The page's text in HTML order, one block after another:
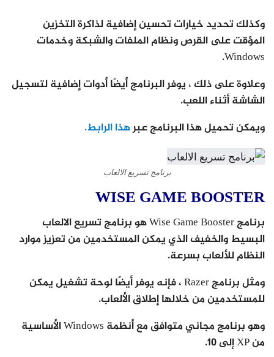
وكذلك تحديد خيارات تحسين إضافية لذاكرة التخزين
المؤقت على القرص ونظام الملفات والشبكة وخدمات
Windows.
وعلاوة على ذلك ، يوفر البرنامج أيضًا أدوات إضافية لتسجيل
الشاشة أثناء اللعب.
ويمكن تحميل هذا البرنامج عبرهذا الرابط.
برنامج تسريع الالعاب
WISE GAME BOOSTER
برنامج Wise Game Booster هو برنامج تسريع الالعاب
البسيط والخفيف الذي يمكن المستخدمين من تعزيز موارد
النظام للألعاب بسرعة.
ومثل برنامج Razer ، فإنه يوفر أيضًا لوحة تشغيل يمكن
للمستخدمين من خلالها إطلاق الألعاب.
وهو برنامج مجاني متوافق مع أنظمة Windows الأساسية
من XP إلى 10.